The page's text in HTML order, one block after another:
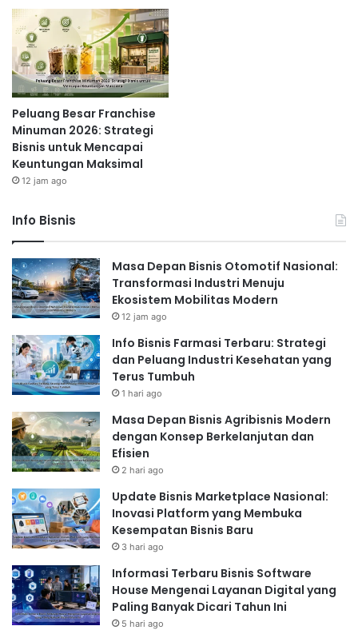
Pastel
Risoles
Bolu kukus
Cookies
Cake mini
Ingatlah untuk selalu mengedepankan kualitas dan cita
rasa. Cemilan yang enak dan berkualitas akan menjadi
daya tarik utama bagi pelanggan.
Membangun Brand dan
Kemasan yang Menarik
adalah membangun brand dan kemasan yang menarik.
Brand yang kuat akan membantu Anda membangun
loyalitas pelanggan dan membedakan produk Anda
dari kompetitor.
Memilih Nama Brand yang Unik
Nama brand harus mudah diingat, unik, dan
mencerminkan produk Anda. Anda bisa menggunakan
rasa atau bahan baku cemilan Anda. Pastikan nama
brand juga mudah diucapkan dan diingat oleh
pelanggan.
Desain Kemasan yang Menarik
Kemasan yang menarik akan meningkatkan daya tarik
produk Anda. Pilihlah desain kemasan yang sesuai
dengan target pasar dan jenis cemilan Anda. Pastikan
kemasan Anda juga praktis, aman, dan mudah dibawa.
Label Produk yang Lengkap
Jangan lupa untuk memberikan label produk yang
Peluang Besar Franchise
Minuman 2026: Strategi
Bisnis untuk Mencapai
Keuntungan Maksimal
12 jam ago
Info Bisnis
Masa Depan Bisnis Otomotif Nasional:
Transformasi Industri Menuju
Ekosistem Mobilitas Modern
12 jam ago
Info Bisnis Farmasi Terbaru: Strategi
dan Peluang Industri Kesehatan yang
Terus Tumbuh
1 hari ago
Masa Depan Bisnis Agribisnis Modern
dengan Konsep Berkelanjutan dan
Efisien
2 hari ago
Update Bisnis Marketplace Nasional:
Inovasi Platform yang Membuka
Kesempatan Bisnis Baru
3 hari ago
Informasi Terbaru Bisnis Software
House Mengenai Layanan Digital yang
Paling Banyak Dicari Tahun Ini
5 hari ago